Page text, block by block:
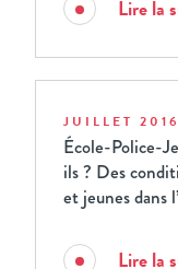
Lire la
JUILLET 2016
École-Police-
ils ? Des
et jeunes dans
Lire la